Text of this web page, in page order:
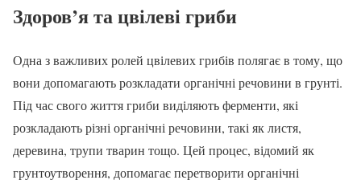
Здоров’я та цвілеві гриби
Одна з важливих ролей цвілевих грибів полягає в тому, що
вони допомагають розкладати органічні речовини в грунті.
Під час свого життя гриби виділяють ферменти, які
розкладають різні органічні речовини, такі як листя,
деревина, трупи тварин тощо. Цей процес, відомий як
грунтоутворення, допомагає перетворити органічні